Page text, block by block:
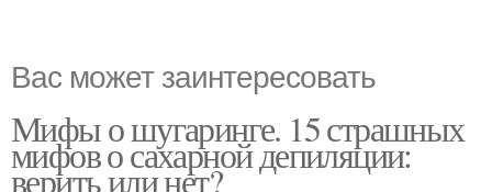
Вас может заинтересовать
Мифы о шугаринге. 15 страшных
мифов о сахарной депиляции:
верить или нет?